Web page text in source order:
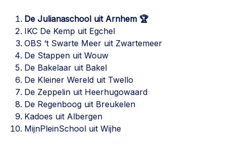
De Julianaschool uit Arnhem 🏆
IKC De Kemp uit Egchel
OBS ‘t Swarte Meer uit Zwartemeer
De Stappen uit Wouw
De Bakelaar uit Bakel
De Kleiner Wereld uit Twello
De Zeppelin uit Heerhugowaard
De Regenboog uit Breukelen
Kadoes uit Albergen
MijnPleinSchool uit Wijhe